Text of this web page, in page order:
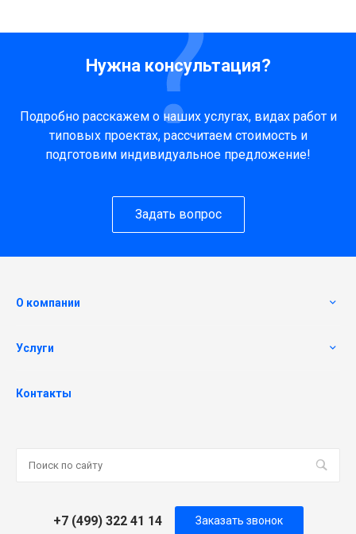
Нужна консультация?
Подробно расскажем о наших услугах, видах работ и
типовых проектах, рассчитаем стоимость и
подготовим индивидуальное предложение!
Задать вопрос
О компании
Услуги
Контакты
+7 (499) 322 41 14 Заказать звонок